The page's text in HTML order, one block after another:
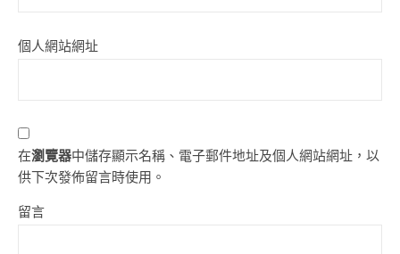
個人網站網址
在瀏覽器中儲存顯示名稱、電子郵件地址及個人網站網址，以
供下次發佈留言時使用。
留言